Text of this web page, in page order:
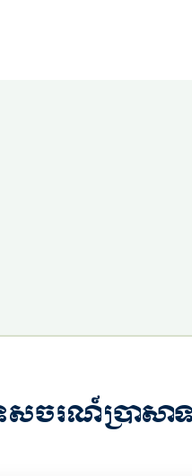
ចរណ៍ប្រាសា